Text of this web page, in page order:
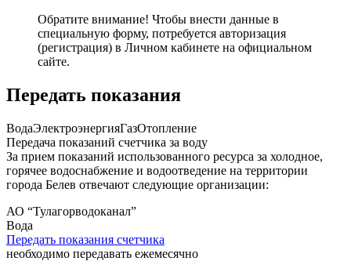
Обратите внимание! Чтобы внести данные в
специальную форму, потребуется авторизация
(регистрация) в Личном кабинете на официальном
сайте.
Передать показания
ВодаЭлектроэнергияГазОтопление
Передача показаний счетчика за воду
За прием показаний использованного ресурса за холодное,
горячее водоснабжение и водоотведение на территории
города Белев отвечают следующие организации:
АО “Тулагорводоканал”
Вода
Передать показания счетчика
необходимо передавать ежемесячно